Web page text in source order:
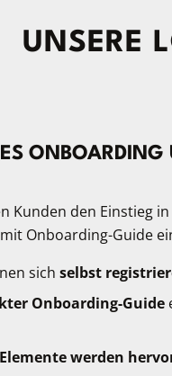
UNSERE
Kunden den Einstieg
Onboarding-Guide
sich selbst
Onboarding-Guide
werden